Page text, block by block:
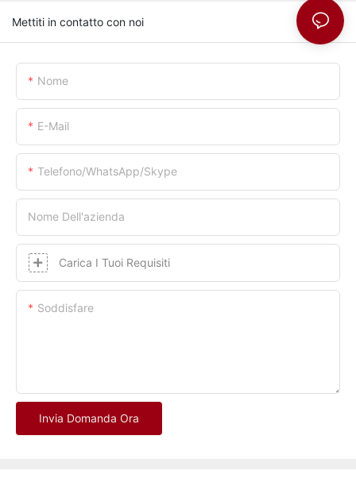
Mettiti in contatto con noi
Nome
E-Mail
Telefono/whatsApp/skype
Nome Dell'azienda
Carica I Tuoi Requisiti
Soddisfare
Invia Domanda Ora